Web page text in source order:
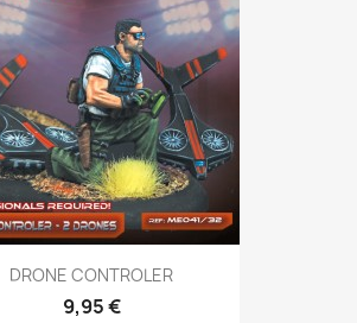
DRONE CONTROLER
9,95 €